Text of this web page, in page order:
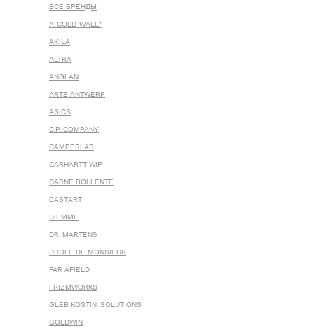
ВСЕ БРЕНДЫ
A-COLD-WALL*
AKILA
ALTRA
ANGLAN
ARTE ANTWERP
ASICS
C.P. COMPANY
CAMPERLAB
CARHARTT WIP
CARNE BOLLENTE
CASTART
DIEMME
DR. MARTENS
DROLE DE MONSIEUR
FAR AFIELD
FRIZMWORKS
GLEB KOSTIN .SOLUTIONS
GOLDWIN